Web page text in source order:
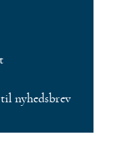
nyhedsbrev